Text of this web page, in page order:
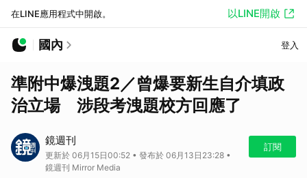
在LINE應用程式中開啟。 以LINE開啟
國內 登入
準附中爆洩題2／曾爆要新生自介填政
治立場 涉段考洩題校方回應了
鏡週刊
更新於 06月15日00:52 • 發布於 06月13日23:28 •
鏡週刊 Mirror Media
訂閱